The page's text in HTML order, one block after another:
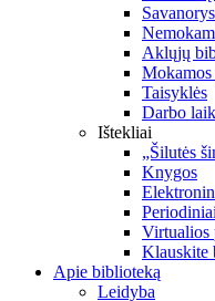
Aklųjų
Mokamos
Taisyklės
Darbo
Ištekliai
„Šilutės
Knygos
Virtualios
Klauskite
Apie biblioteką
Leidyba